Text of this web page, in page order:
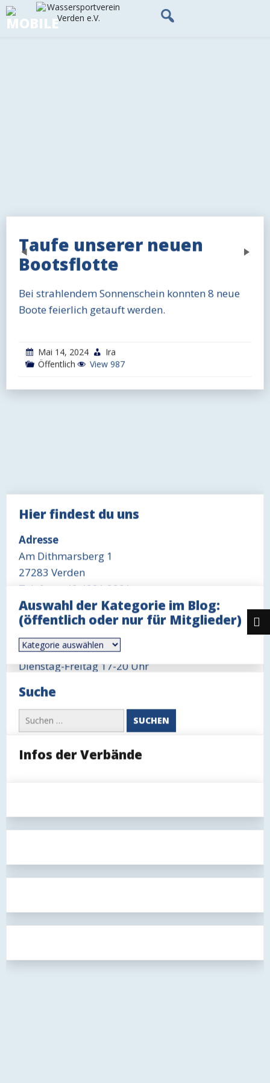
Skip
to
content
Taufe unserer neuen
Bootsflotte
Bei strahlendem Sonnenschein konnten 8 neue
Boote feierlich getauft werden.
Mai 14, 2024
Ira
Öffentlich
View 987
Previous
Hier findest du uns
Adresse
Am Dithmarsberg 1
27283 Verden
Telefon: +49 4231 3291
Öffnungszeit Büro
Mittwoch 18-19 Uhr
Öffnungszeit Gaststätte
Dienstag-Freitag 17-20 Uhr
Auswahl der Kategorie im Blog:
(öffentlich oder nur für Mitglieder)
Auswahl
der
im
(öffentlich
oder
nur
für
Mitglieder)
Suche
Suchen
nach:
Infos der Verbände